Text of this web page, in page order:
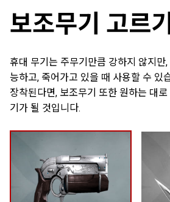
보조무기 고르기
휴대 무기는 주무기만큼 강하지 않지만
능하고, 죽어가고 있을 때 사용할 수 있
장착된다면, 보조무기 또한 원하는 대
기가 될 것입니다.